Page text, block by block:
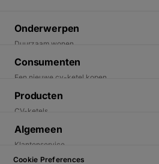
Onderwerpen
Duurzaam wonen
Energietransitie
Duurzame oplossingen
Consumenten
Een nieuwe cv-ketel kopen
Een warmtepomp kopen. Wat moet je weten.
Ik wil duurzaam wonen
Warmtewijzer - welk product past bij mij
Producten
CV-ketels
Elektrische warmtepompen
Hybride warmtepompen
Algemeen
Klantenservice
Cookies
Cookie Preferences